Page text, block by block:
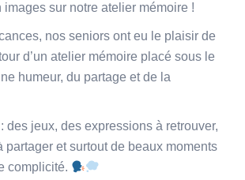
images sur notre atelier mémoire !
nos seniors ont eu le plaisir de
d’un atelier mémoire placé sous le
humeur, du partage et de la
des jeux, des expressions à retrouver,
partager et surtout de beaux moments
complicité.